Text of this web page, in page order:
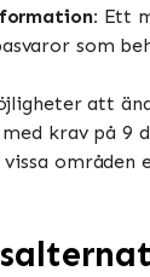
Ett
som
att
krav på 9
områden